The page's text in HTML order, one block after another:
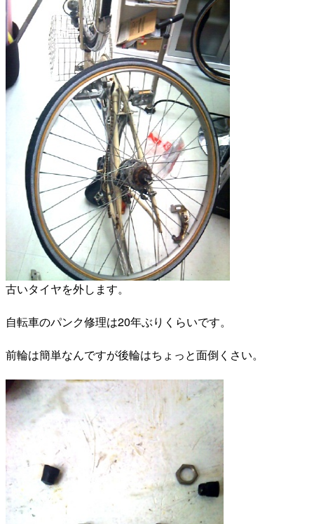
古いタイヤを外します。
自転車のパンク修理は20年ぶりくらいです。
前輪は簡単なんですが後輪はちょっと面倒くさい。